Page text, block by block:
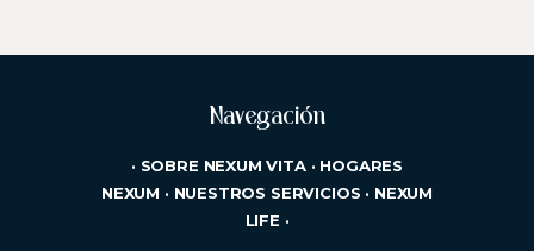
Navegación
· SOBRE NEXUM VITA· HOGARES
NEXUM · NUESTROS SERVICIOS · NEXUM
LIFE ·